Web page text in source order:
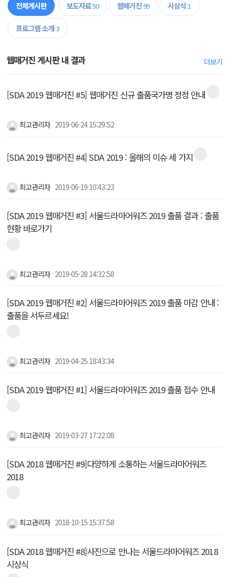
전체게시판 보도자료50 웹매거진99 시상식 1
프로그램 소개 3
웹매거진 게시판 내 결과 더보기
[SDA 2019 웹매거진 #5] 웹매거진 신규 출품국가명 정정 안내
최고관리자 2019-06-24 15:29:52
[SDA 2019 웹매거진 #4] SDA 2019 : 올해의 이슈 세 가지
최고관리자 2019-06-19 10:43:23
[SDA 2019 웹매거진 #3] 서울드라마어워즈 2019 출품 결과 : 출품
현황 바로가기
최고관리자 2019-05-28 14:32:58
[SDA 2019 웹매거진 #2] 서울드라마어워즈 2019 출품 마감 안내 :
출품을 서두르세요!
최고관리자 2019-04-25 18:43:34
[SDA 2019 웹매거진 #1] 서울드라마어워즈 2019 출품 접수 안내
최고관리자 2019-03-27 17:22:08
[SDA 2018 웹매거진 #9]다양하게 소통하는 서울드라마어워즈
2018
최고관리자 2018-10-15 15:37:58
[SDA 2018 웹매거진 #8]사진으로 만나는 서울드라마어워즈 2018
시상식